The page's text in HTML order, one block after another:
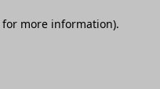
for more information).